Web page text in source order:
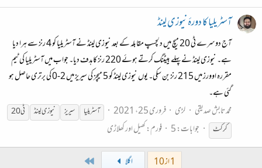
آسٹریلیا کا دورۂ نیوزی لینڈ
آج دوسرے ٹی 20 میچ میں دلچسپ مقابلہ کے بعد نیوزی لینڈ نے آسٹریلیا کو 4 رنز سے ہرا دیا
ہے۔ نیوزی لینڈ نے پہلے بییٹنگ کرتے ہوئے 220 رنز کا ہدف دیا۔ جواب میں آسٹریلیا کی ٹیم
مقررہ اوورز میں 215 رنز بن سکی۔ یوں نیوزی لینڈ کو 5 میچز کی سیریز میں 2-0 کی برتری حاصل ہو
گئی ہے۔
محمد تابش صدیقی
لڑی فروری 25، 2021 آسٹریلیا سیریز نیوزی لینڈ
ٹی 20
کرکٹ
جوابات: 5 فورم:کھیل اور کھلاڑی
1 از 10 اگلا